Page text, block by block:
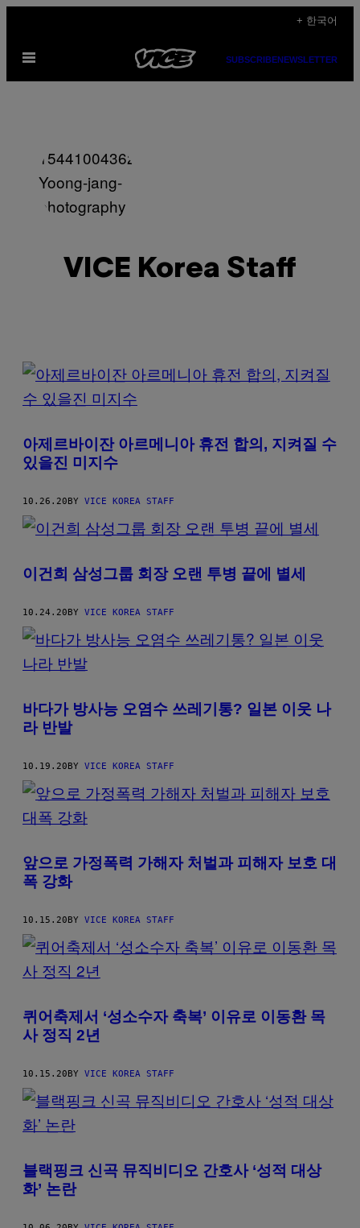
content
+ 한국어
Open
SUBSCRIBENEWSLETTER
VICE Korea Staff
POSTS
BY
THIS
AUTHOR
아제르바이잔 아르메니아 휴전 합의, 지켜질 수
있을진 미지수
10.26.20BY VICE KOREA STAFF
이건희 삼성그룹 회장 오랜 투병 끝에 별세
10.24.20BY VICE KOREA STAFF
바다가 방사능 오염수 쓰레기통? 일본 이웃 나
라 반발
10.19.20BY VICE KOREA STAFF
앞으로 가정폭력 가해자 처벌과 피해자 보호 대
폭 강화
10.15.20BY VICE KOREA STAFF
퀴어축제서 ‘성소수자 축복’ 이유로 이동환 목
사 정직 2년
10.15.20BY VICE KOREA STAFF
블랙핑크 신곡 뮤직비디오 간호사 ‘성적 대상
화’ 논란